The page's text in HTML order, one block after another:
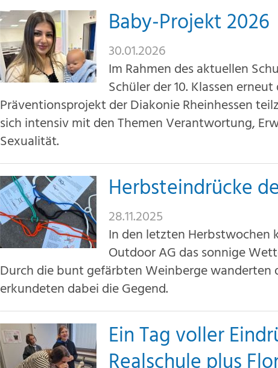
Baby-Projekt 2026
30.01.2026
Im Rahmen des aktuellen
Schüler der 10. Klassen
Präventionsprojekt der Diakonie Rheinhessen
sich intensiv mit den Themen Verantwortung,
Sexualität.
Herbsteindrücke
28.11.2025
In den letzten Herbstwochen
Outdoor AG das sonnige
Durch die bunt gefärbten Weinberge wanderten
erkundeten dabei die Gegend.
Ein Tag voller